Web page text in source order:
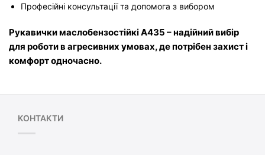
Професійні консультації та допомога з вибором
Рукавички маслобензостійкі A435 – надійний вибір
для роботи в агресивних умовах, де потрібен захист і
комфорт одночасно.
КОНТАКТИ